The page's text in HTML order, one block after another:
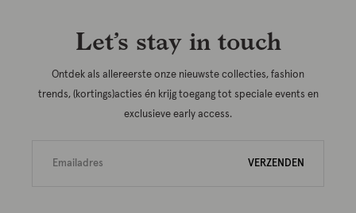
Let’s stay in touch
Ontdek als allereerste onze nieuwste collecties, fashion
trends, (kortings)acties én krijg toegang tot speciale events en
exclusieve early access.
VERZENDEN